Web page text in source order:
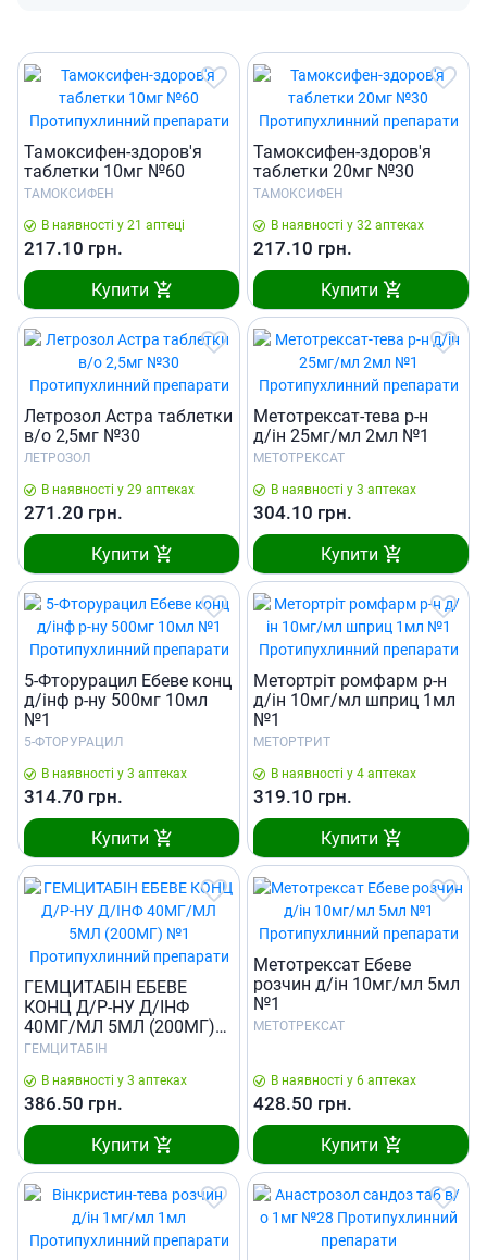
Тамоксифен-здоров'я
таблетки 10мг №60
ТАМОКСИФЕН
В наявності у 21 аптеці
217.10 грн.
Купити
Тамоксифен-здоров'я
таблетки 20мг №30
ТАМОКСИФЕН
В наявності у 32 аптеках
217.10 грн.
Купити
Летрозол Астра таблетки
в/о 2,5мг №30
ЛЕТРОЗОЛ
В наявності у 29 аптеках
271.20 грн.
Купити
Метотрексат-тева р-н
д/iн 25мг/мл 2мл №1
МЕТОТРЕКСАТ
В наявності у 3 аптеках
304.10 грн.
Купити
5-Фторурацил Ебеве конц
д/iнф р-ну 500мг 10мл
№1
5-ФТОРУРАЦИЛ
В наявності у 3 аптеках
314.70 грн.
Купити
Метортріт ромфарм р-н
д/ін 10мг/мл шприц 1мл
№1
МЕТОРТРИТ
В наявності у 4 аптеках
319.10 грн.
Купити
ГЕМЦИТАБIН ЕБЕВЕ
КОНЦ Д/Р-НУ Д/ІНФ
40МГ/МЛ 5МЛ (200МГ)
№1
ГЕМЦИТАБІН
В наявності у 3 аптеках
386.50 грн.
Купити
Метотрексат Ебеве
розчин д/iн 10мг/мл 5мл
№1
МЕТОТРЕКСАТ
В наявності у 6 аптеках
428.50 грн.
Купити